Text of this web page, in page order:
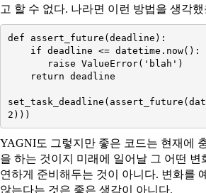
고 할 수 없다. 나라면 이런 방법을 생각
def assert_future(deadline):
if deadline <= datetime.now():
return deadline
YAGNI도 그렇지만 좋은 코드는 현재에
을 하는 것이지 미래에 일어날 그 어떤 변
연하게 준비해두는 것이 아니다. 변화를
않는다는 것은 좋은 생각이 아니다.